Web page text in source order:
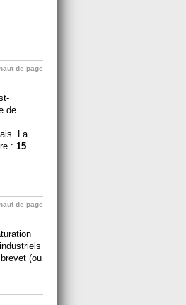
de page
de
La
: 15
de page
(ou